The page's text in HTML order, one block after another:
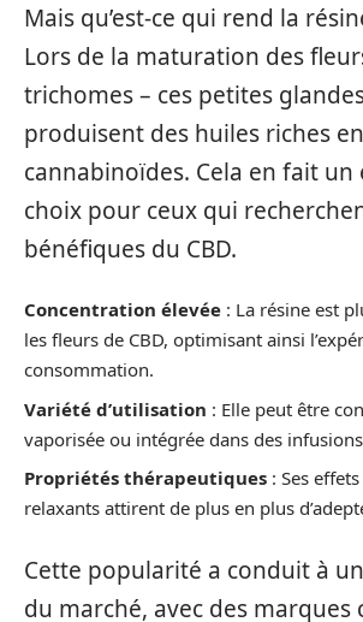
Mais qu’est-ce qui rend la
Lors de la maturation des
trichomes – ces petites
produisent des huiles riches en
cannabinoïdes. Cela en fait un
choix pour ceux qui
bénéfiques du CBD.
Concentration élevée : La résine est
les fleurs de CBD, optimisant ainsi
consommation.
Variété d’utilisation : Elle peut être
vaporisée ou intégrée dans des
Propriétés thérapeutiques : Ses
relaxants attirent de plus en plus
Cette popularité a conduit à
du marché, avec des marques